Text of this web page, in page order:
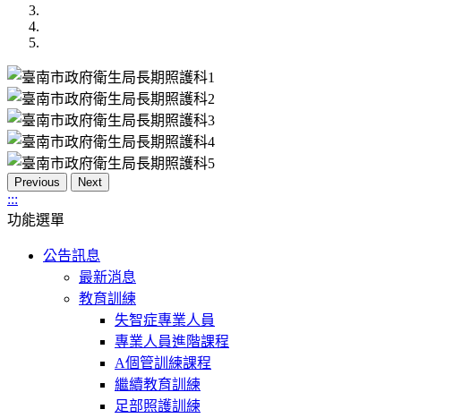
Previous Next
:::
功能選單
公告訊息
最新消息
教育訓練
失智症專業人員
專業人員進階課程
A個管訓練課程
繼續教育訓練
足部照護訓練